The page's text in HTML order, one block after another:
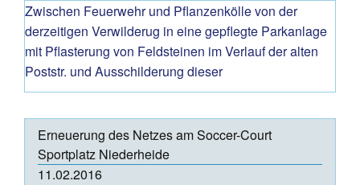
Zwischen Feuerwehr und Pflanzenkölle von der
derzeitigen Verwilderug in eine gepflegte Parkanlage
mit Pflasterung von Feldsteinen im Verlauf der alten
Poststr. und Ausschilderung dieser
Erneuerung des Netzes am Soccer-Court
Sportplatz Niederheide
11.02.2016